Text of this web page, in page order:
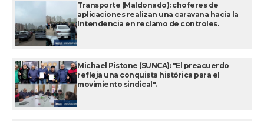
Transporte (Maldonado): choferes de
aplicaciones realizan una caravana hacia la
Intendencia en reclamo de controles.
Michael Pistone (SUNCA): "El preacuerdo
refleja una conquista histórica para el
movimiento sindical".